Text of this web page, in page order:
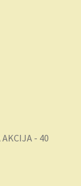
AKCIJA - 40